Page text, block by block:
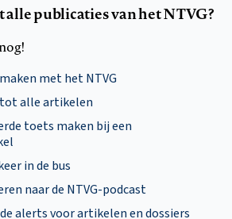
publicaties van het NTVG?
met het NTVG
alle artikelen
toets maken bij een
in de bus
naar de NTVG-podcast
alerts voor artikelen en dossiers